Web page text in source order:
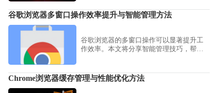
谷歌浏览器多窗口操作效率提升与智能管理方法
谷歌浏览器的多窗口操作可以显著提升工
作效率。本文将分享智能管理技巧，帮助
Chrome浏览器缓存管理与性能优化方法